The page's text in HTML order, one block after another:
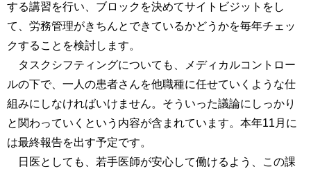
する講習を行い、ブロックを決めてサイトビジットをし
て、労務管理がきちんとできているかどうかを毎年チェッ
クすることを検討します。
タスクシフティングについても、メディカルコントロー
ルの下で、一人の患者さんを他職種に任せていくような仕
組みにしなければいけません。そういった議論にしっかり
と関わっていくという内容が含まれています。本年11月に
は最終報告を出す予定です。
日医としても、若手医師が安心して働けるよう、この課